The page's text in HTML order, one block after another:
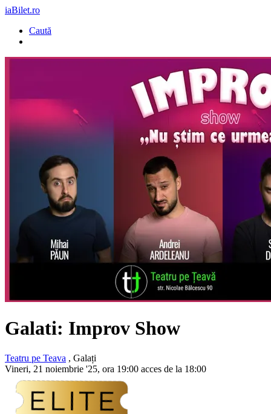
iaBilet.ro
Caută
Galati: Improv Show
Teatru pe Teava , Galați
Vineri, 21 noiembrie '25, ora 19:00 acces de la 18:00